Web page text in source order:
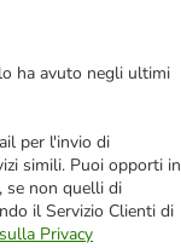
ha avuto negli ultimi
per l'invio di
simili. Puoi opporti in
se non quelli di
il Servizio Clienti di
Privacy